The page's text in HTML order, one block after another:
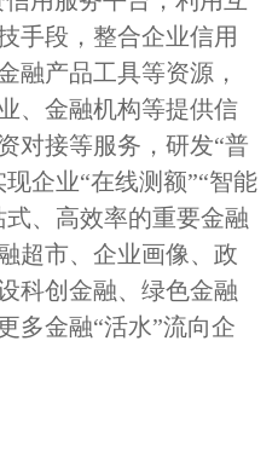
手段，整合企业信用
融产品工具等资源，
、金融机构等提供信
对接等服务，研发“普
企业“在线测额”“智能
、高效率的重要金融
超市、企业画像、政
科创金融、绿色金融
多金融“活水”流向企